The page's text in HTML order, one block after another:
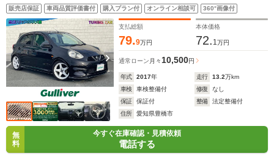
販売店保証 車両品質評価書付 購入プラン付 オンライン相談可 360°画像付
支払総額
79.9万円
本体価格
72. 1 万円
通常ローン 月々 10,500円
年式 2017年 走行 13.2万km
車検
車検整備付 修復
なし
保証
保証付 整備
法定整備付
住所
愛知県豊橋市
無
料
今すぐ在庫確認・見積依頼
電話する